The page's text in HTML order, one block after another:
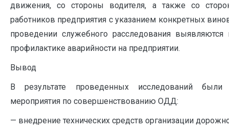
движения, со стороны водителя, а также со
работников предприятия с указанием конкретных
проведении служебного расследования
профилактике аварийности на предприятии.
Вывод
В результате проведенных исследований
мероприятия по совершенствованию ОДД:
— внедрение технических средств организации